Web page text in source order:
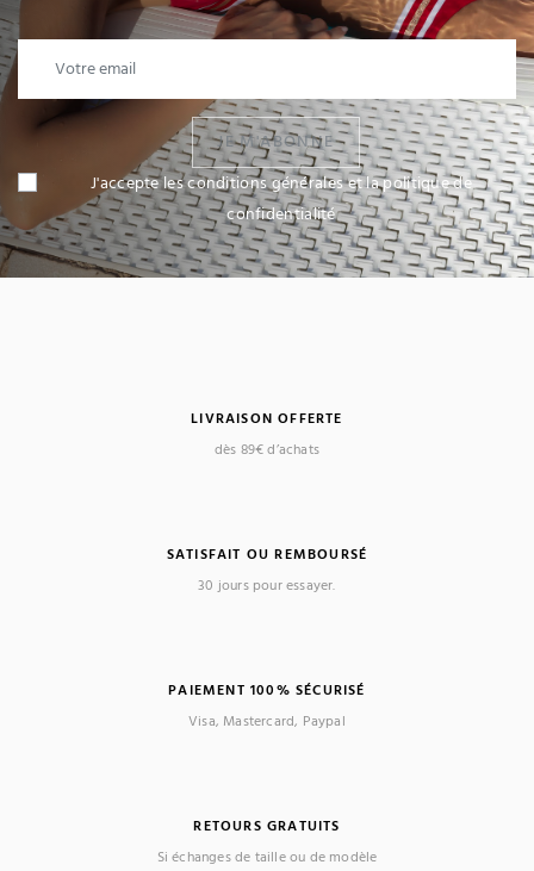
JE M'ABONNE
J'accepte les conditions générales et la politique de
confidentialité
LIVRAISON OFFERTE
dès 89€ d’achats
SATISFAIT OU REMBOURSÉ
30 jours pour essayer.
PAIEMENT 100% SÉCURISÉ
Visa, Mastercard, Paypal
RETOURS GRATUITS
Si échanges de taille ou de modèle